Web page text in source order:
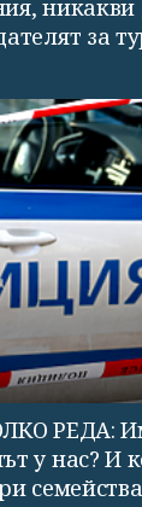
никакви
за
РЕДА:
у нас? И